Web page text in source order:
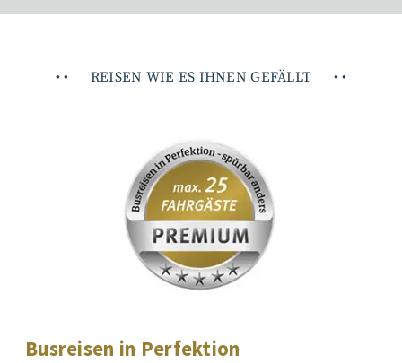
• • REISEN WIE ES IHNEN GEFÄLLT • •
Busreisen in Perfektion